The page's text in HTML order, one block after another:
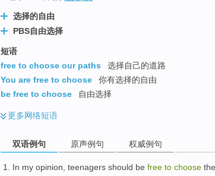
选择的自由
PBS自由选择
短语
free to choose our paths
选择自己的道路
You are free to choose
你有选择的自由
be free to choose
自由选择
更多网络短语
双语例句 原声例句 权威例句
In my opinion, teenagers should be free to choose